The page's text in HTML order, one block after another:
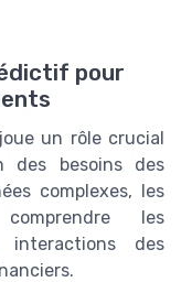
pour
un rôle crucial
des besoins des
complexes, les
les
des